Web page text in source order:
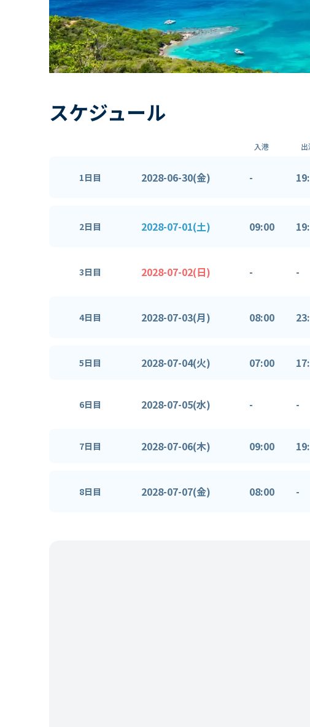
スケジュール
入港
1日目 2028-06-30(金) -
2日目 2028-07-01(土) 09:00
3日目 2028-07-02(日) - -
4日目 2028-07-03(月) 08:00
5日目 2028-07-04(火) 07:00
6日目 2028-07-05(水) - -
7日目 2028-07-06(木) 09:00
8日目 2028-07-07(金) 08:00 -